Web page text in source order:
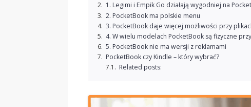
1. Legimi i Empik Go działają wygodniej na
2. PocketBook ma polskie menu
3. PocketBook daje więcej możliwości przy
4. W wielu modelach PocketBook są fizyczne
5. PocketBook nie ma wersji z reklamami
PocketBook czy Kindle – który wybrać?
Related posts: